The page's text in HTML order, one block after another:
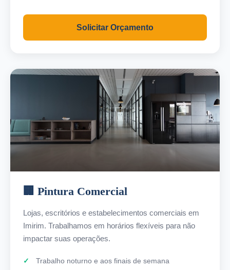
Solicitar Orçamento
🏢 Pintura Comercial
Lojas, escritórios e estabelecimentos comerciais em
Imirim. Trabalhamos em horários flexíveis para não
impactar suas operações.
Trabalho noturno e aos finais de semana